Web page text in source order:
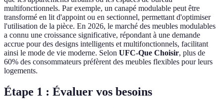
multifonctionnels. Par exemple, un canapé modulable peut être
transformé en lit d'appoint ou en sectionnel, permettant d'optimiser
l'utilisation de la pièce. En 2026, le marché des meubles modulables
a connu une croissance significative, répondant à une demande
accrue pour des designs intelligents et multifonctionnels, facilitant
ainsi le mode de vie moderne. Selon UFC-Que Choisir, plus de
60% des consommateurs préfèrent des meubles flexibles pour leurs
logements.
Étape 1 : Évaluer vos besoins